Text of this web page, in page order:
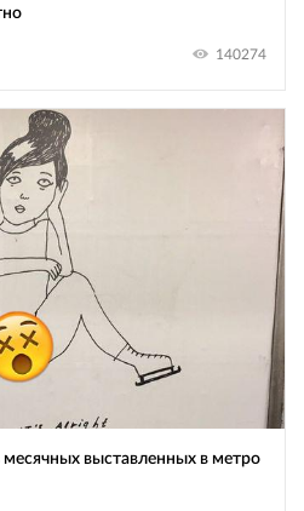
140274
выставленных в метро